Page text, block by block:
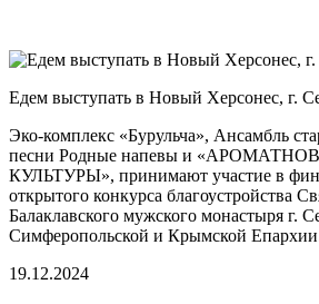
Едем выступать в Новый Херсонес, г.
Эко-комплекс «Бурульча», Ансамбль
песни Родные напевы и
КУЛЬТУРЫ», принимают участие в
открытого конкурса благоустройства
Балаклавского мужского монастыря г.
Симферопольской и Крымской
19.12.2024